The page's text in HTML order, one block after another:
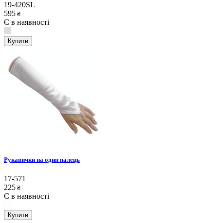
19-420SL
595 ₴
Є в наявності
Купити
Рукавички на один палець
17-571
225 ₴
Є в наявності
Купити